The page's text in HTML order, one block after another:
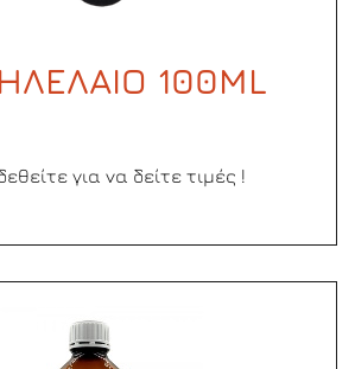
100ML
για να δείτε τιμές !